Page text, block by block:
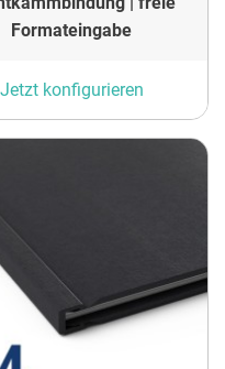
Formateingabe
Jetzt konfigurieren